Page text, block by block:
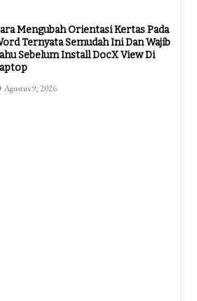
Mengubah Orientasi Kertas Pada
Ternyata Semudah Ini Dan Wajib
Sebelum Install DocX View Di
Agustus 9, 2026